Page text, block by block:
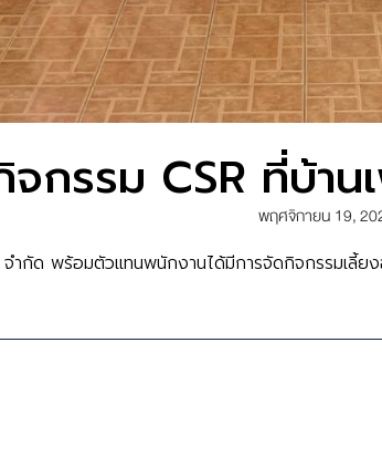
จกรรม CSR ที่บ้า
พฤศจิกายน 19,
ด พร้อมตัวแทนพนักงานได้มีการจัดกิจกรรมเลี้ย